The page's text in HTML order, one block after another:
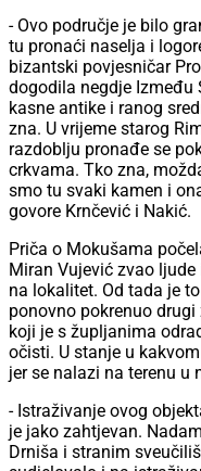
- Ovo područje je bilo
tu pronaći naselja i
bizantski povjesničar
dogodila negdje Između
kasne antike i ranog
zna. U vrijeme starog
razdoblju pronađe se
crkvama. Tko zna,
smo tu svaki kamen i
govore Krnčević i Nakić.
Priča o Mokušama
Miran Vujević zvao
na lokalitet. Od tada je
ponovno pokrenuo
koji je s župljanima
očisti. U stanje u
jer se nalazi na terenu u
- Istraživanje ovog
je jako zahtjevan.
Drniša i stranim